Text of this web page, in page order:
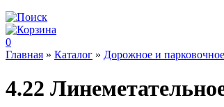
0
Главная » Каталог » Дорожное и
4.22